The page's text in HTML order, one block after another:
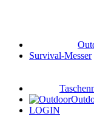
Survival-Messer
LOGIN